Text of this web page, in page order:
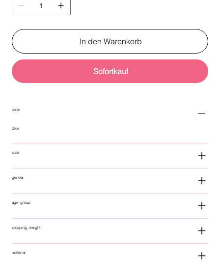
In den Warenkorb
Sofortkauf
color
blue
size
gender
age_group
shipping_weight
material